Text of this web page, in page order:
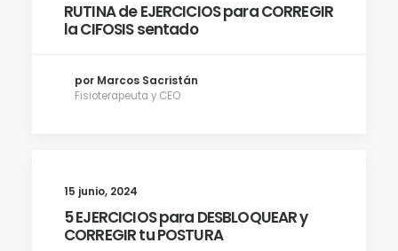
RUTINA de EJERCICIOS para CORREGIR
la CIFOSIS sentado
por Marcos Sacristán
Fisioterapeuta y CEO
15 junio, 2024
5 EJERCICIOS para DESBLOQUEAR y
CORREGIR tu POSTURA